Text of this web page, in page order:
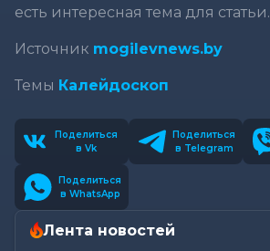
есть интересная тема для статьи.
Источник mogilevnews.by
Темы Калейдоскоп
Поделиться
в Vk
Поделиться
в Telegram
Поделиться
в WhatsApp
Лента новостей